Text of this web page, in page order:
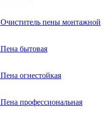
Очиститель пены монтажной
Пена бытовая
Пена огнестойкая
Пена профессиональная